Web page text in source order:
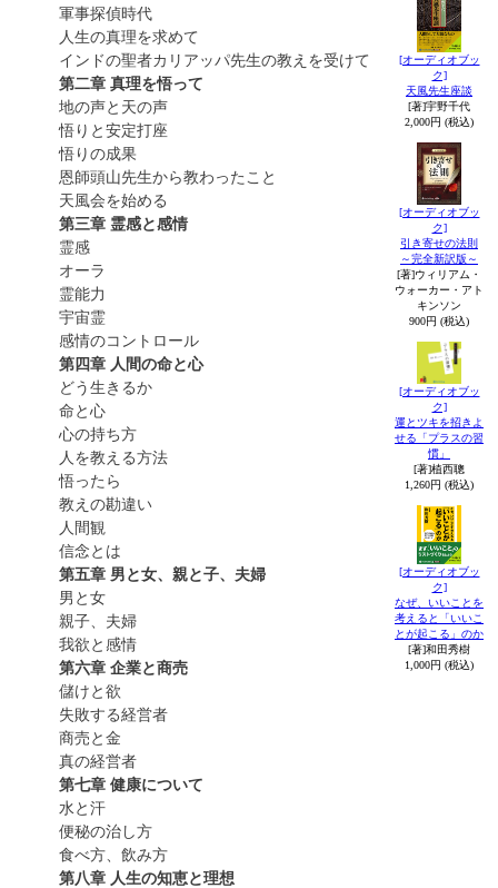
軍事探偵時代
人生の真理を求めて
インドの聖者カリアッパ先生の教えを受けて
第二章 真理を悟って
地の声と天の声
悟りと安定打座
悟りの成果
恩師頭山先生から教わったこと
天風会を始める
第三章 霊感と感情
霊感
オーラ
霊能力
宇宙霊
感情のコントロール
第四章 人間の命と心
どう生きるか
命と心
心の持ち方
人を教える方法
悟ったら
教えの勘違い
人間観
信念とは
第五章 男と女、親と子、夫婦
男と女
親子、夫婦
我欲と感情
第六章 企業と商売
儲けと欲
失敗する経営者
商売と金
真の経営者
第七章 健康について
水と汗
便秘の治し方
食べ方、飲み方
第八章 人生の知恵と理想
[オーディオブッ
ク]
天風先生座談
[著]宇野千代
2,000円 (税込)
[オーディオブッ
ク]
引き寄せの法則
～完全新訳版～
[著]ウィリアム・
ウォーカー・アト
キンソン
900円 (税込)
[オーディオブッ
ク]
運とツキを招きよ
せる「プラスの習
慣」
[著]植西聰
1,260円 (税込)
[オーディオブッ
ク]
なぜ、いいことを
考えると「いいこ
とが起こる」のか
[著]和田秀樹
1,000円 (税込)